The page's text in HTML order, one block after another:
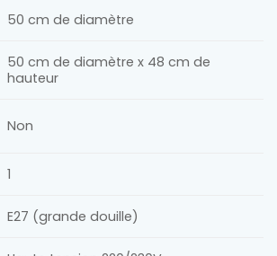
50 cm de diamètre
50 cm de diamètre x 48 cm de
hauteur
Non
1
E27 (grande douille)